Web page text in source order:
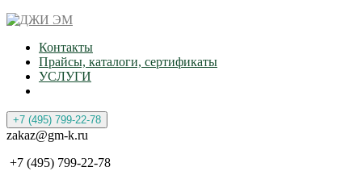
Контакты
Прайсы, каталоги, сертификаты
УСЛУГИ
+7 (495) 799-22-78
zakaz@gm-k.ru
+7 (495) 799-22-78